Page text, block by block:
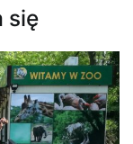
się